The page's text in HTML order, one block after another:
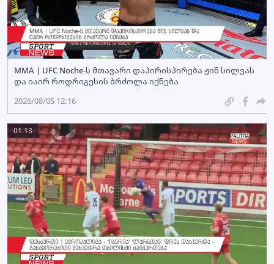
MMA | UFC Noche-ს მთავარი დაპირისპირება ჟინ სილვას
და იაირ როდრიგესის ბრძოლა იქნება
2026/08/05 12:16
01:13